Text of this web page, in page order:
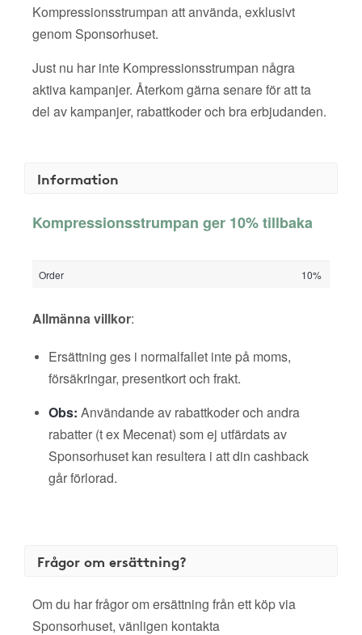
Kompressionsstrumpan att använda, exklusivt
genom Sponsorhuset.
Just nu har inte Kompressionsstrumpan några
aktiva kampanjer. Återkom gärna senare för att ta
del av kampanjer, rabattkoder och bra erbjudanden.
Information
Kompressionsstrumpan ger 10% tillbaka
Order 10%
Allmänna villkor:
Ersättning ges i normalfallet inte på moms,
försäkringar, presentkort och frakt.
Obs: Användande av rabattkoder och andra
rabatter (t ex Mecenat) som ej utfärdats av
Sponsorhuset kan resultera i att din cashback
går förlorad.
Frågor om ersättning?
Om du har frågor om ersättning från ett köp via
Sponsorhuset, vänligen kontakta